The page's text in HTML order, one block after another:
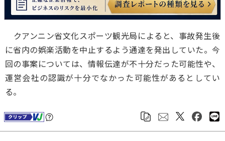
クアンニン省文化スポーツ観光局によると、事故発生後
に省内の娯楽活動を中止するよう通達を発出していた。今
回の事案については、情報伝達が不十分だった可能性や、
運営会社の認識が十分でなかった可能性があるとしてい
る。